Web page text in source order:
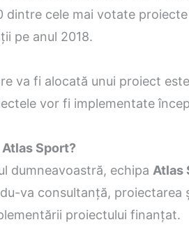
dintre cele mai votate
pe anul 2018.
va fi alocată unui proiect
vor fi implementate
Sport?
dumneavoastră, echipa Atlas
va consultanţă, proiectarea
proiectului finanţat.